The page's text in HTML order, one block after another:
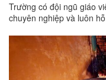
Trường có đội ngũ giáo
chuyên nghiệp và luôn